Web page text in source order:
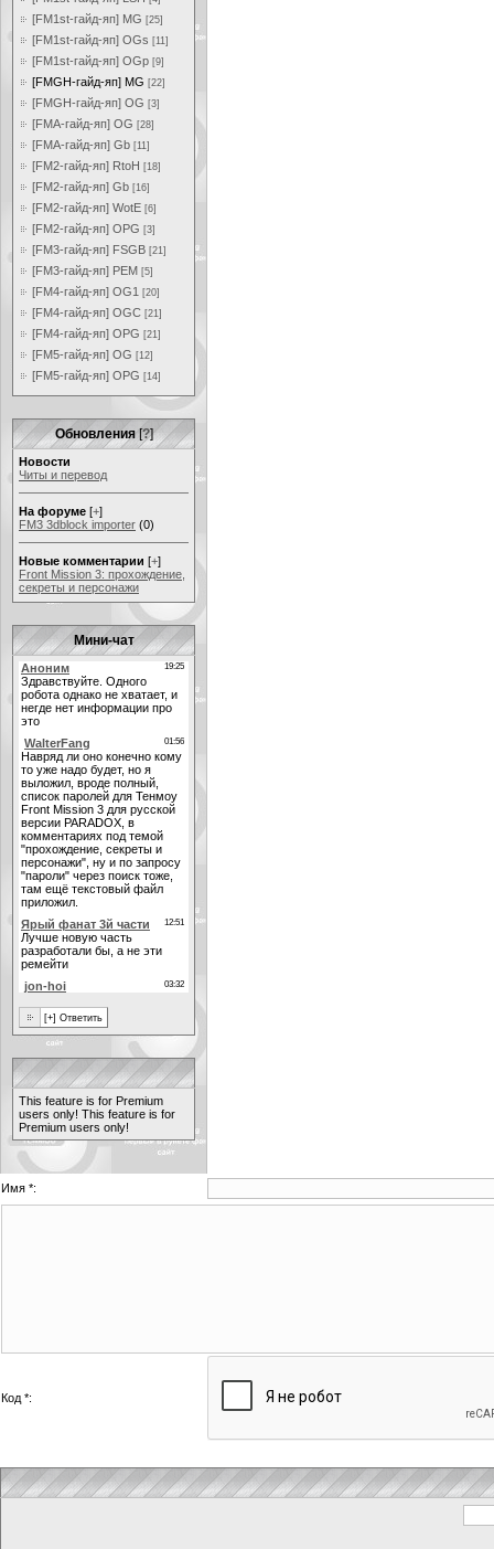
[FM1st-гайд-яп] MG [25]
[FM1st-гайд-яп] OGs [11]
[FM1st-гайд-яп] OGp [9]
[FMGH-гайд-яп] MG [22]
[FMGH-гайд-яп] OG [3]
[FMA-гайд-яп] OG [28]
[FMA-гайд-яп] Gb [11]
[FM2-гайд-яп] RtoH [18]
[FM2-гайд-яп] Gb [16]
[FM2-гайд-яп] WotE [6]
[FM2-гайд-яп] OPG [3]
[FM3-гайд-яп] FSGB [21]
[FM3-гайд-яп] PEM [5]
[FM4-гайд-яп] OG1 [20]
[FM4-гайд-яп] OGC [21]
[FM4-гайд-яп] OPG [21]
[FM5-гайд-яп] OG [12]
[FM5-гайд-яп] OPG [14]
Обновления [?]
Новости
Читы и перевод
На форуме [+]
FM3 3dblock importer (0)
Новые комментарии [+]
Front Mission 3: прохождение,
секреты и персонажи
Мини-чат
This feature is for Premium
users only! This feature is for
Premium users only!
Имя *:
Код *: